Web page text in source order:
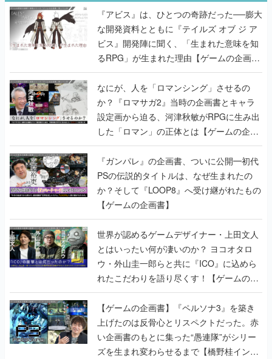
『アビス』は、ひとつの奇跡だった──膨大
な開発資料とともに『テイルズ オブ ジ ア
ビス』開発陣に聞く、「生まれた意味を知
るRPG」が生まれた理由【ゲームの企画
書】
なにが、人を「ロマンシング」させるの
か？『ロマサガ2』当時の企画書とキャラ
設定画から迫る、河津秋敏がRPGに生み出
した「ロマン」の正体とは【ゲームの企画
書】
『ガンパレ』の企画書、ついに公開━初代
PSの伝説的タイトルは、なぜ生まれたの
か？そして『LOOP8』へ受け継がれたもの
【ゲームの企画書】
世界が認めるゲームデザイナー・上田文人
とはいったい何が凄いのか？ ヨコオタロ
ウ・外山圭一郎らと共に『ICO』に込めら
れたこだわりを語り尽くす！【ゲームの企
画書】
【ゲームの企画書】『ペルソナ3』を築き
上げたのは反骨心とリスペクトだった。赤
い企画書のもとに集った“愚連隊”がシリー
ズを生まれ変わらせるまで【橋野桂インタ